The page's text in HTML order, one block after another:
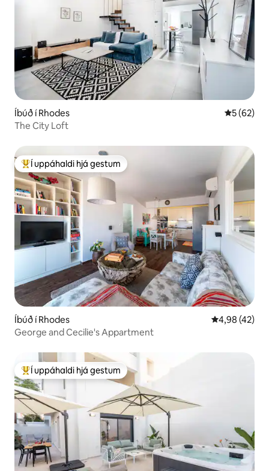
Íbúð í Rhodes 5 af 5 í
5 (62)
The City Loft
Í mestu uppáhaldi hjá gestum
Í uppáhaldi hjá gestum
Íbúð í Rhodes 4,98 af 5 í
4,98 (42)
George and Cecilie's Appartment
Í mestu uppáhaldi hjá gestum
Í uppáhaldi hjá gestum